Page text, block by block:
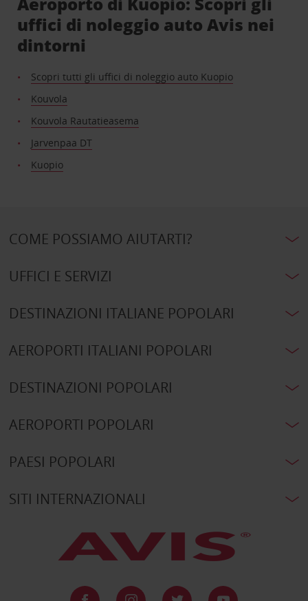
uffici di noleggio auto Avis nei
dintorni
Scopri tutti gli uffici di noleggio auto Kuopio
Kouvola
Kouvola Rautatieasema
Jarvenpaa DT
Kuopio
COME POSSIAMO AIUTARTI?
UFFICI E SERVIZI
DESTINAZIONI ITALIANE POPOLARI
AEROPORTI ITALIANI POPOLARI
DESTINAZIONI POPOLARI
AEROPORTI POPOLARI
PAESI POPOLARI
SITI INTERNAZIONALI